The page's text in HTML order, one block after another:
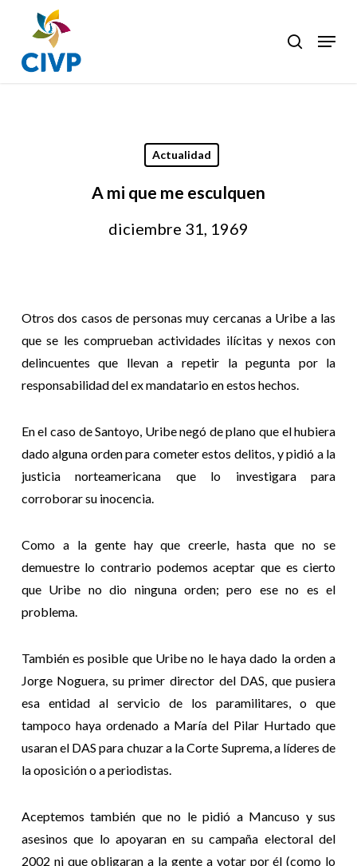
main
content
search
Menu
Actualidad
A mi que me esculquen
diciembre 31, 1969
Otros dos casos de personas muy cercanas a Uribe a las
que se les comprueban actividades ilícitas y nexos con
delincuentes que llevan a repetir la pegunta por la
responsabilidad del ex mandatario en estos hechos.
En el caso de Santoyo, Uribe negó de plano que el hubiera
dado alguna orden para cometer estos delitos, y pidió a la
justicia norteamericana que lo investigara para
corroborar su inocencia.
Como a la gente hay que creerle, hasta que no se
demuestre lo contrario podemos aceptar que es cierto
que Uribe no dio ninguna orden; pero ese no es el
problema.
También es posible que Uribe no le haya dado la orden a
Jorge Noguera, su primer director del DAS, que pusiera
esa entidad al servicio de los paramilitares, o que
tampoco haya ordenado a María del Pilar Hurtado que
usaran el DAS para chuzar a la Corte Suprema, a líderes de
la oposición o a periodistas.
Aceptemos también que no le pidió a Mancuso y sus
asesinos que lo apoyaran en su campaña electoral del
2002 ni que obligaran a la gente a votar por él (como lo
Close